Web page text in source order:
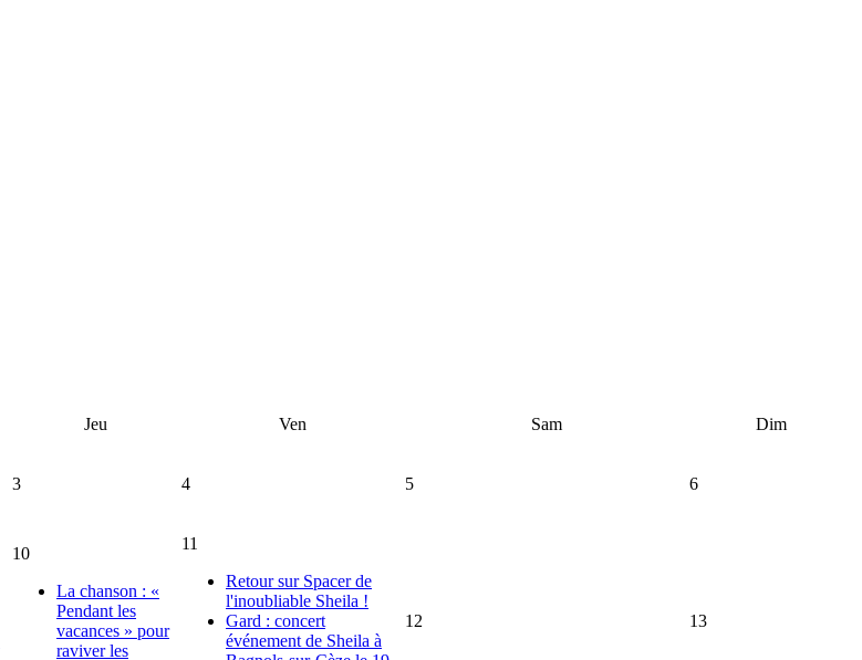
Jeu Ven Sam Dim
3 4 5 6
10
La chanson : «
Pendant les
vacances » pour
raviver les
11
Retour sur Spacer de
l'inoubliable Sheila !
Gard : concert
événement de Sheila à
12 13